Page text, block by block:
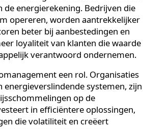
dan veel bedrijven denken.
voor veel organisaties een
Door die kosten structureel te
brutomarge direct. Maar het
opereren, worden
beter bij aanbestedingen
loyaliteit van klanten die
verantwoord